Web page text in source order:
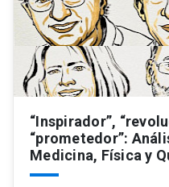
“Inspirador”,
“prometedor”:
Medicina, Física y